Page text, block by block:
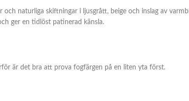
naturliga skiftningar i ljusgrått, beige och inslag av
ger en tidlöst patinerad känsla.
är det bra att prova fogfärgen på en liten yta först.